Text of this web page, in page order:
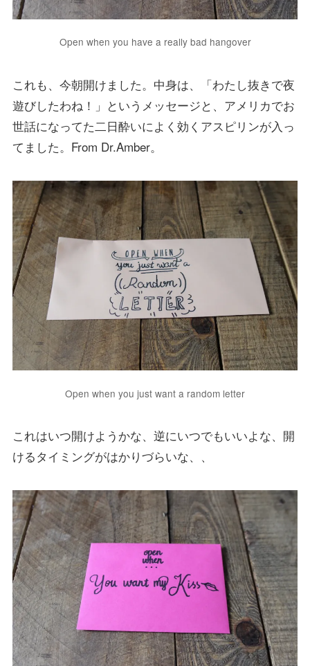
Open when you have a really bad hangover
これも、今朝開けました。中身は、「わたし抜きで夜
遊びしたわね！」というメッセージと、アメリカでお
世話になってた二日酔いによく効くアスピリンが入っ
てました。From Dr.Amber。
Open when you just want a random letter
これはいつ開けようかな、逆にいつでもいいよな、開
けるタイミングがはかりづらいな、、